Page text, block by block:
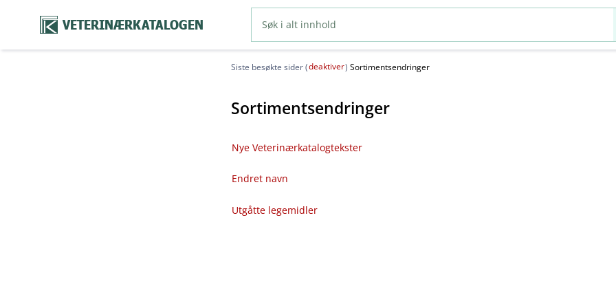
VETERINÆRKATALOGEN
Siste besøkte sider (deaktiver) Sortimentsendringer
Sortimentsendringer
Nye Veterinærkatalogtekster
Endret navn
Utgåtte legemidler